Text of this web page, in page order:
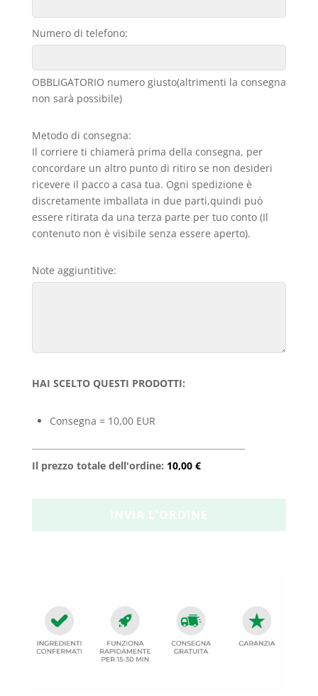
Numero di telefono:
OBBLIGATORIO numero giusto(altrimenti la consegna
non sarà possibile)
Metodo di consegna:
Il corriere ti chiamerà prima della consegna, per
concordare un altro punto di ritiro se non desideri
ricevere il pacco a casa tua. Ogni spedizione è
discretamente imballata in due parti,quindi può
essere ritirata da una terza parte per tuo conto (Il
contenuto non è visibile senza essere aperto).
Note aggiuntitive:
HAI SCELTO QUESTI PRODOTTI:
Consegna = 10,00 EUR
Il prezzo totale dell'ordine: 10,00 €